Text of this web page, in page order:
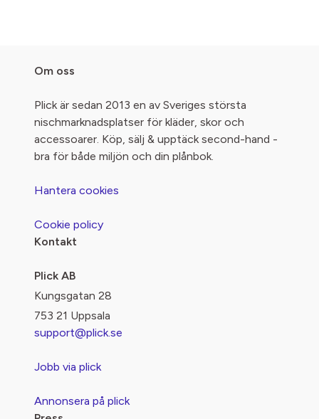
Om oss
Plick är sedan 2013 en av Sveriges största
nischmarknadsplatser för kläder, skor och
accessoarer. Köp, sälj & upptäck second-hand -
bra för både miljön och din plånbok.
Hantera cookies
Cookie policy
Kontakt
Plick AB
Kungsgatan 28
753 21 Uppsala
support@plick.se
Jobb via plick
Annonsera på plick